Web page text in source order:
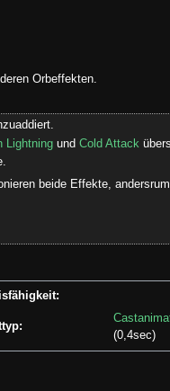
Orbeffekten.
Lightningund Cold Attack
beide Effekte,
(0,4sec)